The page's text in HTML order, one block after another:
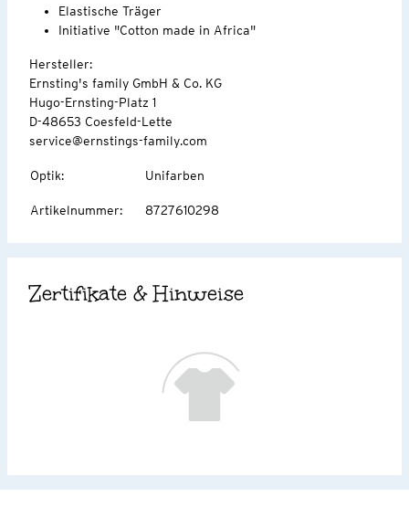
Elastische Träger
Initiative "Cotton made in Africa"
Hersteller:
Ernsting's family GmbH & Co. KG
Hugo-Ernsting-Platz 1
D-48653 Coesfeld-Lette
service@ernstings-family.com
Optik: Unifarben
Artikelnummer: 8727610298
Zertifikate & Hinweise